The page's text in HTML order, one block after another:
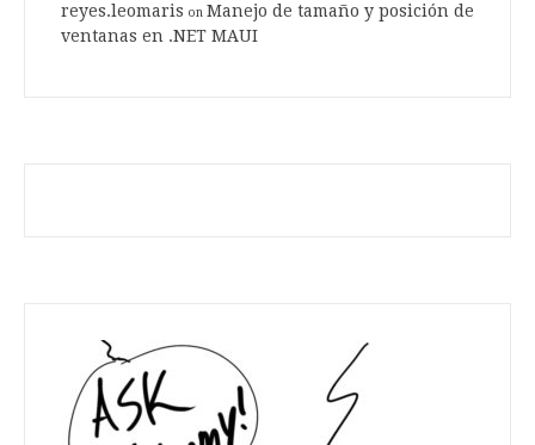
reyes.leomaris on Manejo de tamaño y posición de
ventanas en .NET MAUI